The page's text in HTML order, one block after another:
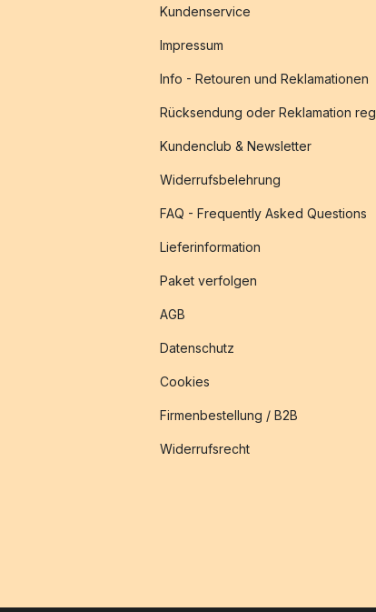
Kundenservice
Impressum
Info - Retouren und Reklamationen
Rücksendung oder Reklamation
Kundenclub & Newsletter
Widerrufsbelehrung
FAQ - Frequently Asked Questions
Lieferinformation
Paket verfolgen
AGB
Datenschutz
Cookies
Firmenbestellung / B2B
Widerrufsrecht